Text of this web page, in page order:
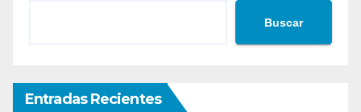
Buscar
Entradas Recientes